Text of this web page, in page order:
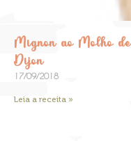
Mignon ao Molho
Dijon
17/09/2018
Leia a receita »